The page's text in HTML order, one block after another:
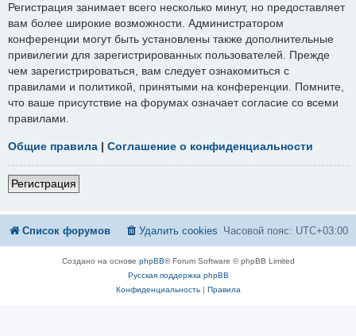
Регистрация занимает всего несколько минут, но предоставляет
вам более широкие возможности. Администратором
конференции могут быть установлены также дополнительные
привилегии для зарегистрированных пользователей. Прежде
чем зарегистрироваться, вам следует ознакомиться с
правилами и политикой, принятыми на конференции. Помните,
что ваше присутствие на форумах означает согласие со всеми
правилами.
Общие правила | Соглашение о конфиденциальности
Регистрация
Список форумов Часовой пояс: UTC+03:00
Удалить cookies
Создано на основе phpBB® Forum Software © phpBB Limited
Русская поддержка phpBB
Конфиденциальность| Правила